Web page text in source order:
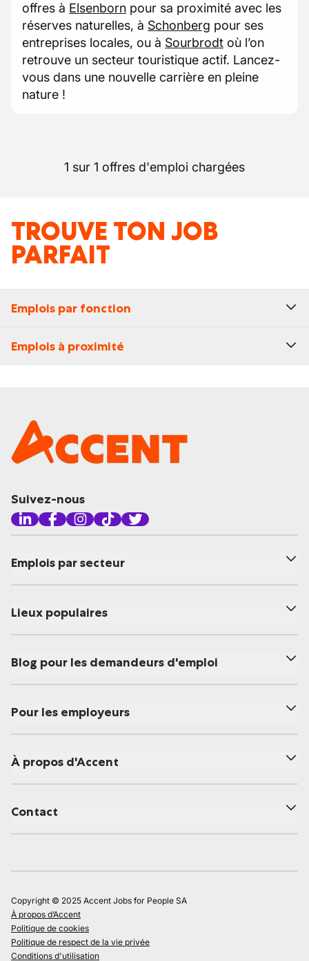
offres à Elsenborn pour sa proximité avec les
réserves naturelles, à Schonberg pour ses
entreprises locales, ou à Sourbrodt où l’on
retrouve un secteur touristique actif. Lancez-
vous dans une nouvelle carrière en pleine
nature !
1 sur 1 offres d'emploi chargées
TROUVE TON JOB
PARFAIT
Emplois par fonction
Emplois à proximité
Suivez-nous
Emplois par secteur
Lieux populaires
Blog pour les demandeurs d'emploi
Pour les employeurs
À propos d'Accent
Contact
Copyright © 2025 Accent Jobs for People SA
À propos d’Accent
Politique de cookies
Politique de respect de la vie privée
Conditions d'utilisation